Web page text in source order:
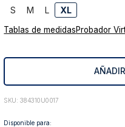
S M L XL
Tablas de medidasProbador
: 384310U0017
Disponible para:
8
blazer
9.
poleron